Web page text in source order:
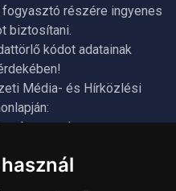
részére ingyenes
biztosítani.
kódot adatainak
Média- és Hírközlési